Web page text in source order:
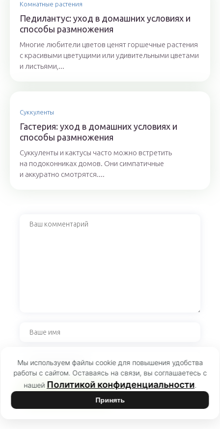
Комнатные растения
Педилантус: уход в домашних условиях и
способы размножения
Многие любители цветов ценят горшечные растения
с красивыми цветущими или удивительными цветами
и листьями,...
Суккуленты
Гастерия: уход в домашних условиях и
способы размножения
Суккуленты и кактусы часто можно встретить
на подоконниках домов. Они симпатичные
и аккуратно смотрятся....
Мы используем файлы cookie для повышения удобства
работы с сайтом. Оставаясь на связи, вы соглашаетесь с
нашей Политикой конфиденциальности.
Принять